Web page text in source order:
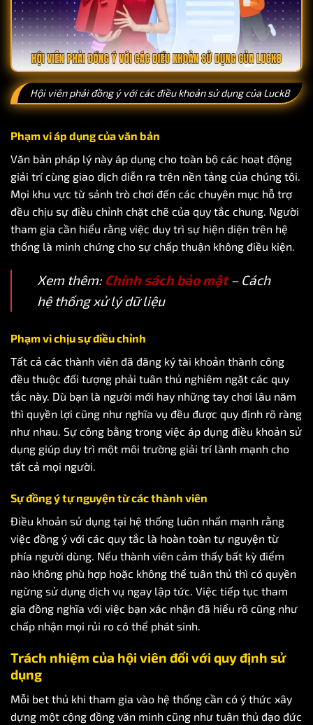
Hội viên phải đồng ý với các điều khoản sử dụng của Luck8
Phạm vi áp dụng của văn bản
Văn bản pháp lý này áp dụng cho toàn bộ các hoạt động
giải trí cùng giao dịch diễn ra trên nền tảng của chúng tôi.
Mọi khu vực từ sảnh trò chơi đến các chuyên mục hỗ trợ
đều chịu sự điều chỉnh chặt chẽ của quy tắc chung. Người
tham gia cần hiểu rằng việc duy trì sự hiện diện trên hệ
thống là minh chứng cho sự chấp thuận không điều kiện.
Xem thêm: Chính sách bảo mật– Cách
hệ thống xử lý dữ liệu
Phạm vi chịu sự điều chỉnh
Tất cả các thành viên đã đăng ký tài khoản thành công
đều thuộc đối tượng phải tuân thủ nghiêm ngặt các quy
tắc này. Dù bạn là người mới hay những tay chơi lâu năm
thì quyền lợi cũng như nghĩa vụ đều được quy định rõ ràng
như nhau. Sự công bằng trong việc áp dụng điều khoản sử
dụng giúp duy trì một môi trường giải trí lành mạnh cho
tất cả mọi người.
Sự đồng ý tự nguyện từ các thành viên
Điều khoản sử dụng tại hệ thống luôn nhấn mạnh rằng
việc đồng ý với các quy tắc là hoàn toàn tự nguyện từ
phía người dùng. Nếu thành viên cảm thấy bất kỳ điểm
nào không phù hợp hoặc không thể tuân thủ thì có quyền
ngừng sử dụng dịch vụ ngay lập tức. Việc tiếp tục tham
gia đồng nghĩa với việc bạn xác nhận đã hiểu rõ cũng như
chấp nhận mọi rủi ro có thể phát sinh.
Trách nhiệm của hội viên đối với quy định sử
dụng
Mỗi bet thủ khi tham gia vào hệ thống cần có ý thức xây
dựng một cộng đồng văn minh cũng như tuân thủ đạo đức